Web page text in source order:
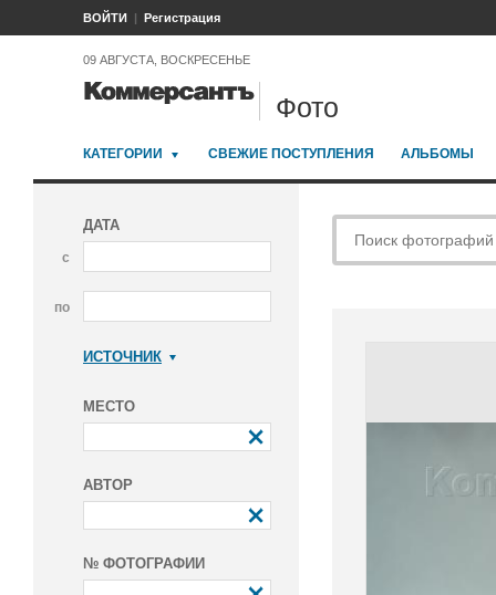
ВОЙТИ Регистрация
09 АВГУСТА, ВОСКРЕСЕНЬЕ
Фото
КАТЕГОРИИ СВЕЖИЕ ПОСТУПЛЕНИЯ АЛЬБОМЫ
ДАТА
с
по
ИСТОЧНИК
МЕСТО
АВТОР
№ ФОТОГРАФИИ